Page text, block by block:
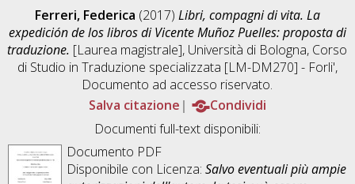
Ferreri, Federica (2017) Libri, compagni di vita. La
expedición de los libros di Vicente Muñoz Puelles: proposta di
traduzione. [Laurea magistrale], Università di Bologna, Corso
di Studio in Traduzione specializzata [LM-DM270] - Forli',
Documento ad accesso riservato.
Salva citazione
Condividi
Documenti full-text disponibili:
Documento PDF
Disponibile con Licenza: Salvo eventuali più ampie